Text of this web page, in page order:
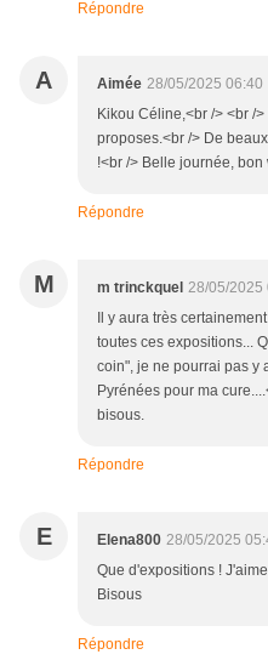
Répondre
A Aimée 28/05/2025 06:40
Kikou Céline,<br /> <br /
proposes.<br /> De
!<br /> Belle journée,
Répondre
M m trinckquel 28/05/2025
Il y aura très
toutes ces expositions...
coin", je ne pourrai pas y
Pyrénées pour ma
bisous.
Répondre
E Elena800 28/05/2025
Que d'expositions !
Bisous
Répondre